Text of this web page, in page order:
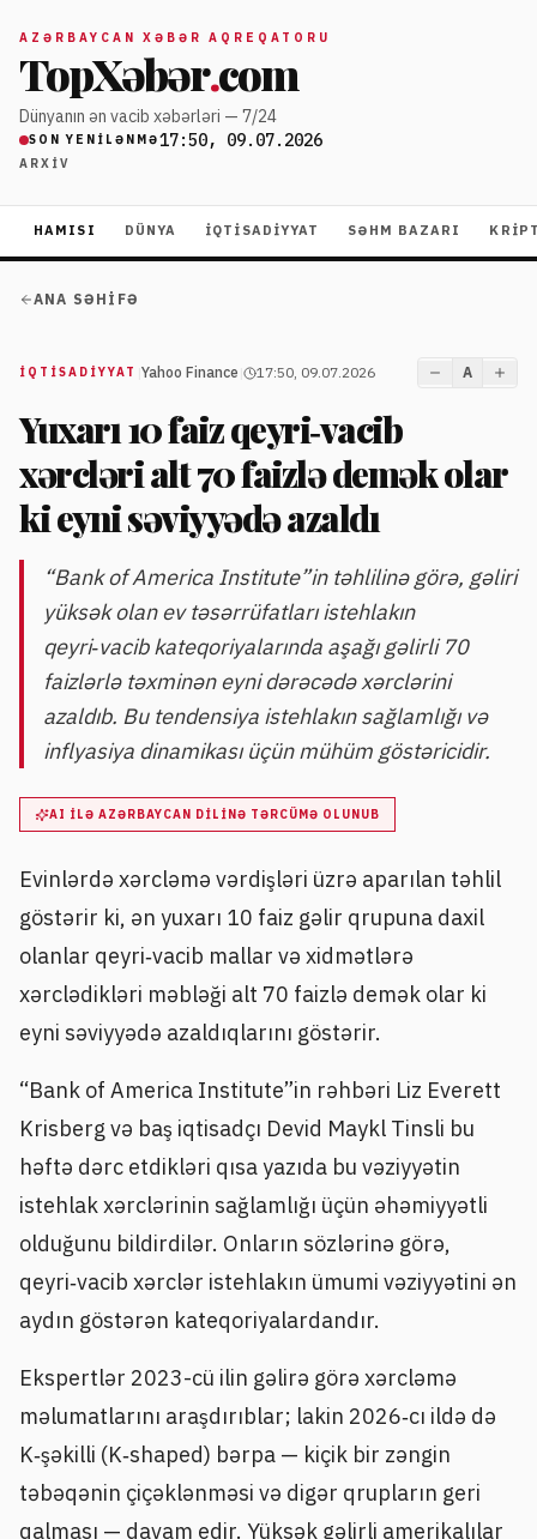
AZƏRBAYCAN XƏBƏR AQREQATORU
TopXəbər.com
Dünyanın ən vacib xəbərləri — 7/24
SON YENILƏNMƏ17:50, 09.07.2026
ARXIV
HAMISI DÜNYA İQTISADIYYAT SƏHM BAZARI
ANA SƏHIFƏ
İQTISADIYYAT Yahoo Finance 17:50, 09.07.2026 A
Yuxarı 10 faiz qeyri‑vacib
xərcləri alt 70 faizlə demək olar
ki eyni səviyyədə azaldı
“Bank of America Institute”in təhlilinə görə, gəliri
yüksək olan ev təsərrüfatları istehlakın
qeyri‑vacib kateqoriyalarında aşağı gəlirli 70
faizlərlə təxminən eyni dərəcədə xərclərini
azaldıb. Bu tendensiya istehlakın sağlamlığı və
inflyasiya dinamikası üçün mühüm göstəricidir.
AI ILƏ AZƏRBAYCAN DILINƏ TƏRCÜMƏ OLUNUB
Evinlərdə xərcləmə vərdişləri üzrə aparılan təhlil
göstərir ki, ən yuxarı 10 faiz gəlir qrupuna daxil
olanlar qeyri‑vacib mallar və xidmətlərə
xərclədikləri məbləği alt 70 faizlə demək olar ki
eyni səviyyədə azaldıqlarını göstərir.
“Bank of America Institute”in rəhbəri Liz Everett
Krisberg və baş iqtisadçı Devid Maykl Tinsli bu
həftə dərc etdikləri qısa yazıda bu vəziyyətin
istehlak xərclərinin sağlamlığı üçün əhəmiyyətli
olduğunu bildirdilər. Onların sözlərinə görə,
qeyri‑vacib xərclər istehlakın ümumi vəziyyətini ən
aydın göstərən kateqoriyalardandır.
Ekspertlər 2023-cü ilin gəlirə görə xərcləmə
məlumatlarını araşdırıblar; lakin 2026‑cı ildə də
K‑şəkilli (K‑shaped) bərpa — kiçik bir zəngin
təbəqənin çiçəklənməsi və digər qrupların geri
qalması — davam edir. Yüksək gəlirli amerikalılar